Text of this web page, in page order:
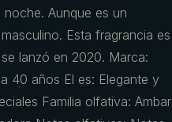
Aunque es un
Esta fragrancia es
lanzó en 2020. Marca:
40 años El es: Elegante y
Familia olfativa: Ambar